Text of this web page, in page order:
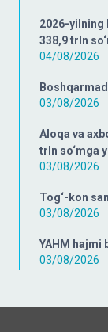
2026-
338,9 trln
04/08/2026
03/08/2026
Aloqa va
trln so‘mga
03/08/2026
Tog‘-kon
03/08/2026
YAHM hajmi
03/08/2026